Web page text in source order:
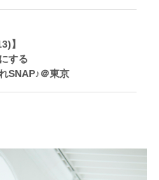
】
する
SNAP♪＠東京